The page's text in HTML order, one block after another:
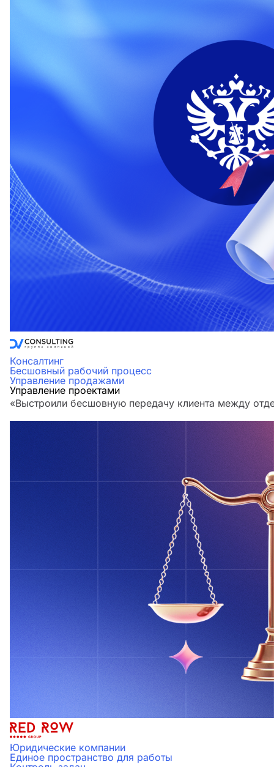
Консалтинг
Бесшовный рабочий процесс
Управление продажами
Управление проектами
«Выстроили бесшовную передачу клиента между
Юридические компании
Единое пространство для работы